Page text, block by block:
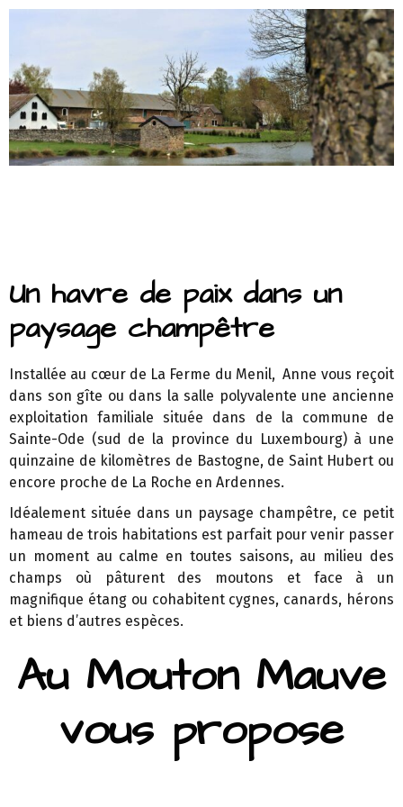
Un havre de paix dans un
paysage champêtre
Installée au cœur de La Ferme du Menil, Anne vous reçoit
dans son gîte ou dans la salle polyvalente une ancienne
exploitation familiale située dans de la commune de
Sainte-Ode (sud de la province du Luxembourg) à une
quinzaine de kilomètres de Bastogne, de Saint Hubert ou
encore proche de La Roche en Ardennes.
Idéalement située dans un paysage champêtre, ce petit
hameau de trois habitations est parfait pour venir passer
un moment au calme en toutes saisons, au milieu des
champs où pâturent des moutons et face à un
magnifique étang ou cohabitent cygnes, canards, hérons
et biens d’autres espèces.
Au Mouton Mauve
vous propose